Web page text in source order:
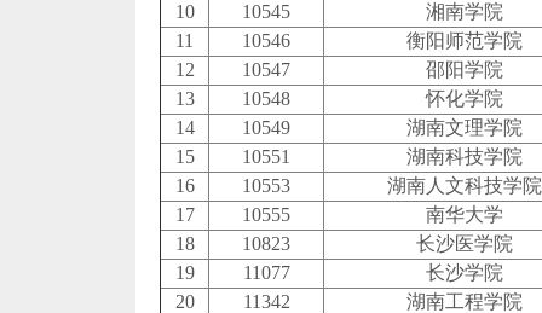
10 10545
湘南学院
11
10546
衡阳师范学院
12
10547
邵阳学院
13
10548
怀化学院
14
10549
湖南文理学院
15
10551
湖南科技学院
16
10553
湖南人文科技学院
17
10555
南华大学
18
10823
长沙医学院
19
11077
长沙学院
20
11342
湖南工程学院